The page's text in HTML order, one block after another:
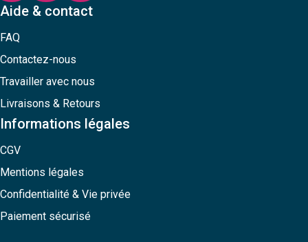
Aide & contact
FAQ
Contactez-nous
Travailler avec nous
Livraisons & Retours
Informations légales
CGV
Mentions légales
Confidentialité & Vie privée
Paiement sécurisé